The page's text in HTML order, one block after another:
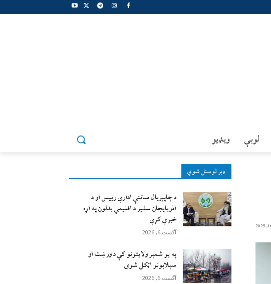
لوبې ويډيو
ډېر لوستل شوي
د چاپېریال ساتنې ادارې رییس او د
اذربایجان سفیر د اقلیمي بدلون په اړه
خبرې کړې
آگست 6, 2026
په یو شمېر ولایتونو کې د ورښت او
سېلابونو اټکل شوی
آگست 6, 2026